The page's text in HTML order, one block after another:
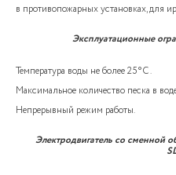
в противопожарных установках, для
Эксплуатационные
Температура воды не более 25°C .
Максимальное количество песка в
Непрерывный режим работы.
Электродвигатель со сменной